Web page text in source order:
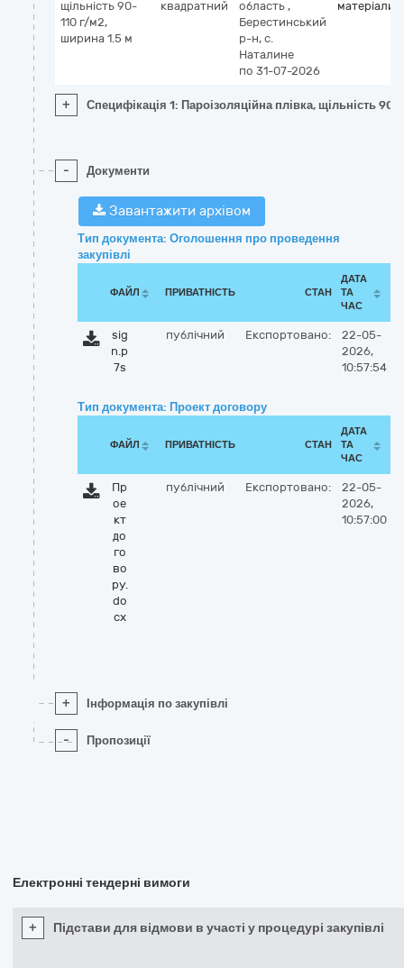
щільність 90-
110 г/м2,
ширина 1.5 м
квадратний область ,
Берестинський
р-н, с.
Наталине
по 31-07-2026
матеріали
+ Специфікація 1: Пароізоляційна плівка, щільність
- Документи
Завантажити архівом
Тип документа: Оголошення про проведення
закупівлі
ФАЙЛ ПРИВАТНІСТЬ СТАН
ДАТА
ТА
ЧАС
sig
n.p
7s
публічний Експортовано:
22-05-
2026,
10:57:54
Тип документа: Проект договору
ФАЙЛ ПРИВАТНІСТЬ СТАН
ДАТА
ТА
ЧАС
Пр
ое
кт
до
го
во
ру.
do
cx
публічний Експортовано:
22-05-
2026,
10:57:00
+ Інформація по закупівлі
- Пропозиції
Електронні тендерні вимоги
+ Підстави для відмови в участі у процедурі закупівлі